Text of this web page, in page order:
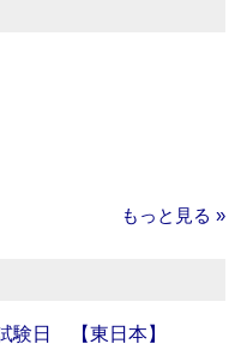
もっと見る »
日 【東日本】